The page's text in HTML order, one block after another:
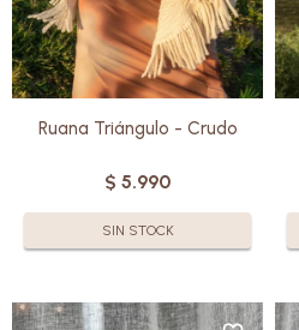
Ruana Triángulo - Crudo
$ 5.990
SIN STOCK